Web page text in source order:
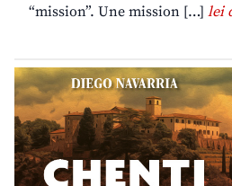
“mission”. Une mission […] lei